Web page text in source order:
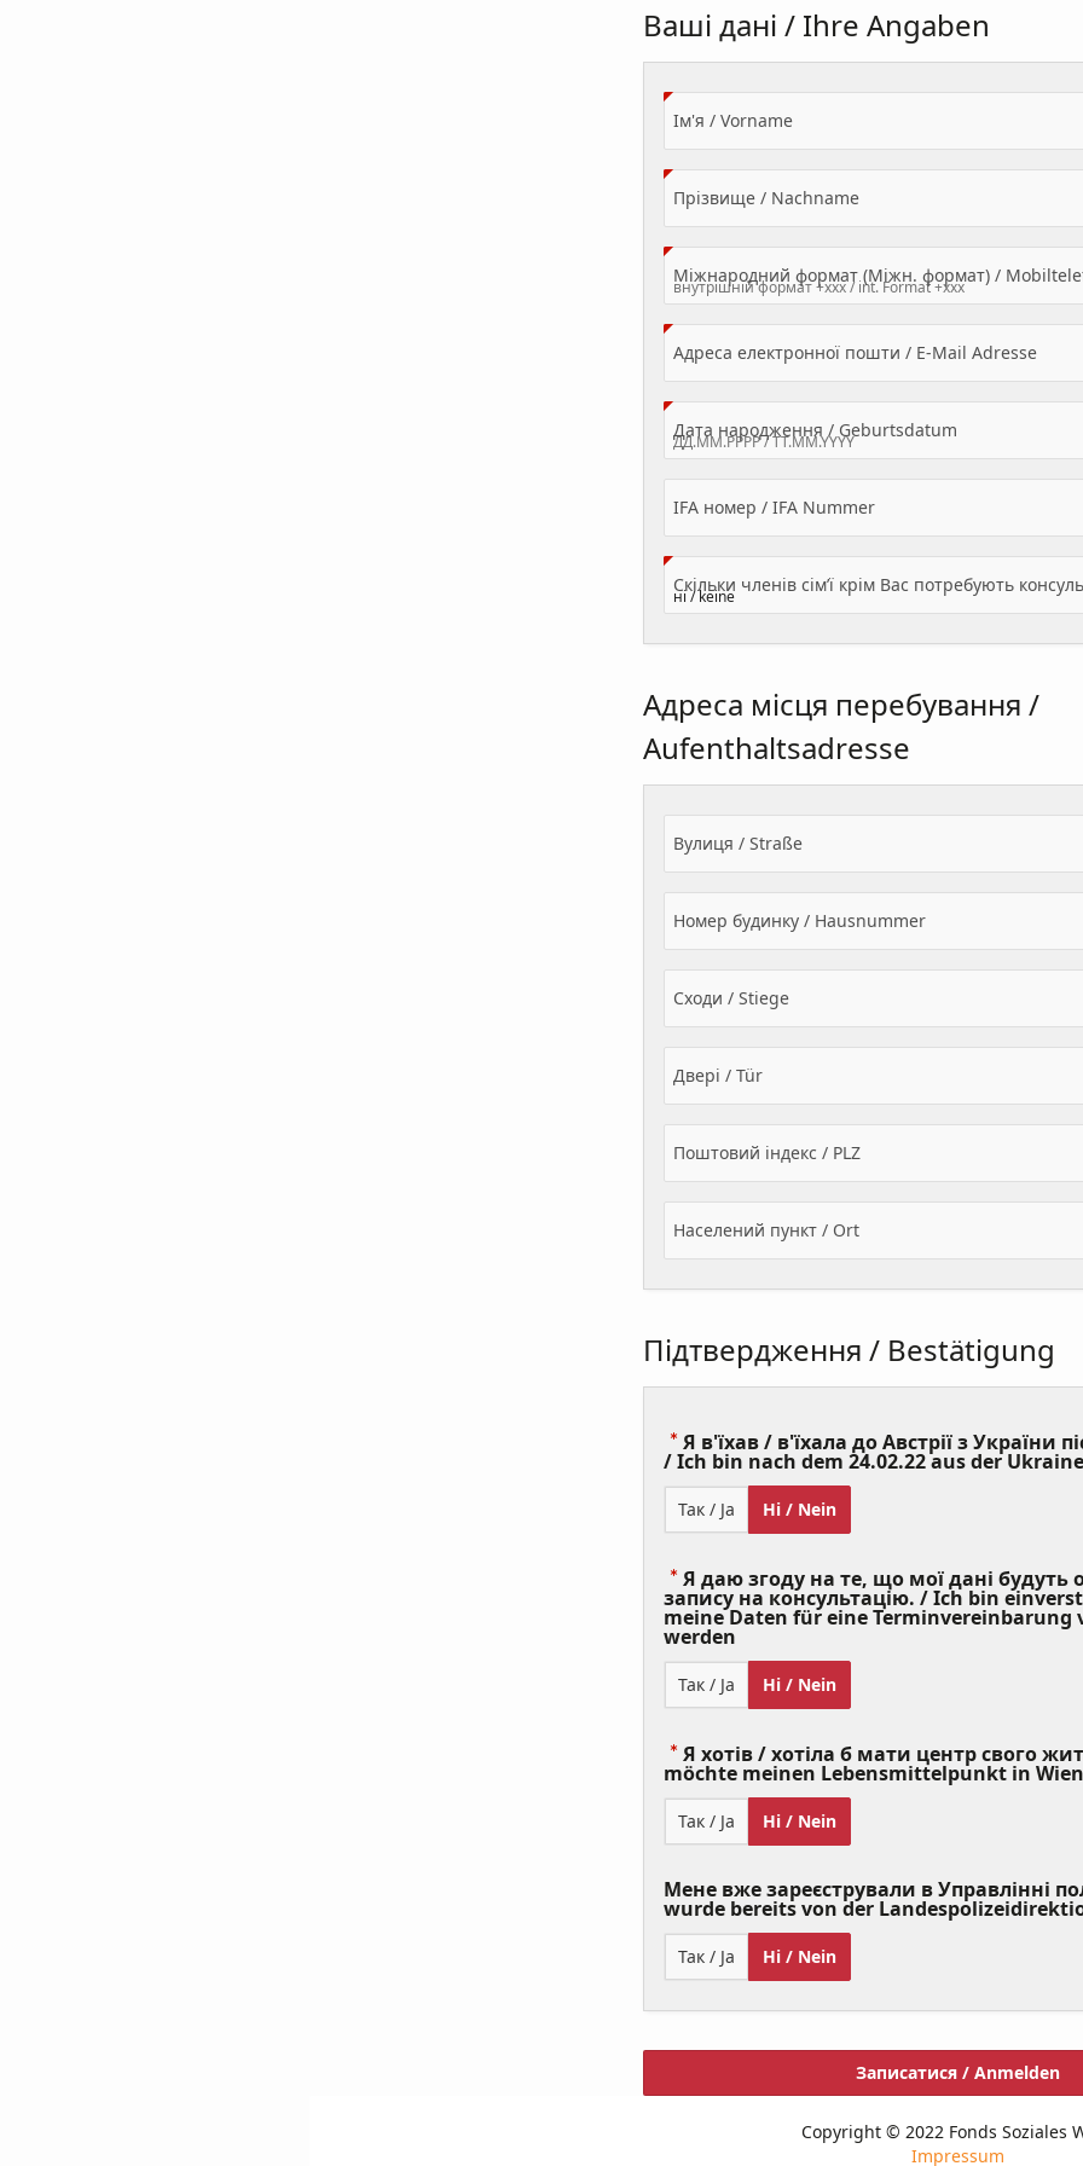
Ваші дані / Ihre Angaben
Ім'я / Vorname(Value Required)
Прізвище / Nachname(Value Required)
Міжнародний формат (Міжн. формат) /
Адреса електронної пошти / E-Mail Adresse
Дата народження / Geburtsdatum
IFA номер / IFA Nummer
Адреса місця перебування /
Aufenthaltsadresse
Вулиця / Straße
Номер будинку / Hausnummer
Сходи / Stiege
Двері / Tür
Поштовий індекс / PLZ
Населений пункт / Ort
Підтвердження / Bestätigung
Я в'їхав / в'їхала до Австрії з України
/ Ich bin nach dem 24.02.22 aus der
Так / Ja Ні / Nein
Я даю згоду на те, що мої дані будуть
запису на консультацію. / Ich bin
meine Daten für eine Terminvereinbarung
werden
Required)
Так / Ja Ні / Nein
Я хотів / хотіла б мати центр свого
möchte meinen Lebensmittelpunkt in
Так / Ja Ні / Nein
Мене вже зареєстрували в Управлінні
wurde bereits von der
Так / Ja Ні / Nein
Записатися / Anmelden
Copyright © 2022 Fonds Soziales
Impressum